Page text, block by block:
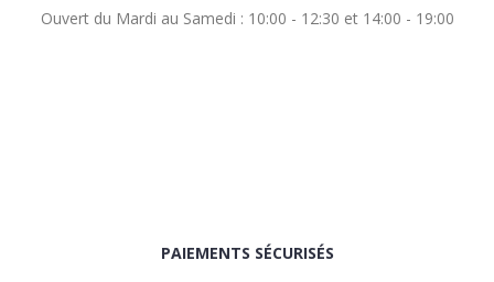
Ouvert du Mardi au Samedi : 10:00 - 12:30 et 14:00 - 19:00
PAIEMENTS SÉCURISÉS